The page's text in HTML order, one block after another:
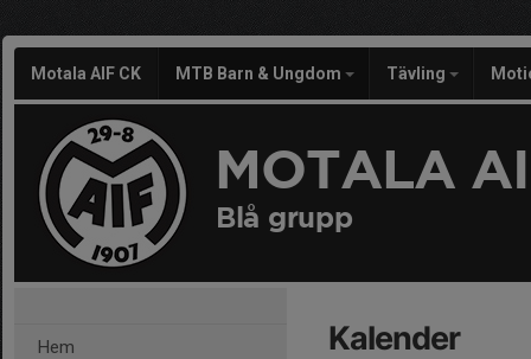
Motala AIF CK MTB Barn & Ungdom Tävling
MOTALA
Blå grupp
Hem Kalender